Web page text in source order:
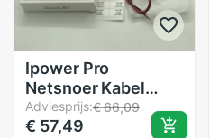
Ipower Pro
Netsnoer Kabel
Ipower Max Kabel
Foriphone
Adviesprijs:€ 66,09
€ 57,49